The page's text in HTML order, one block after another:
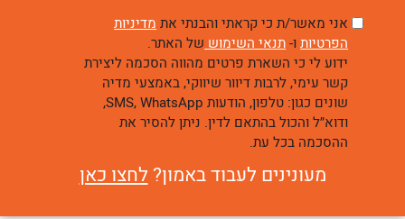
אני מאשר/ת כי קראתי והבנתי את מדיניות
הפרטיותו-תנאי השימוש של האתר.
ידוע לי כי השארת פרטים מהווה הסכמה ליצירת
קשר עימי, לרבות דיוור שיווקי, באמצעי מדיה
שונים כגון: טלפון, הודעות SMS, WhatsApp,
ודוא״ל והכול בהתאם לדין. ניתן להסיר את
ההסכמה בכל עת.
מעונינים לעבוד באמון?לחצו כאן